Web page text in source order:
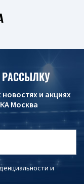
и акциях
Москва
и